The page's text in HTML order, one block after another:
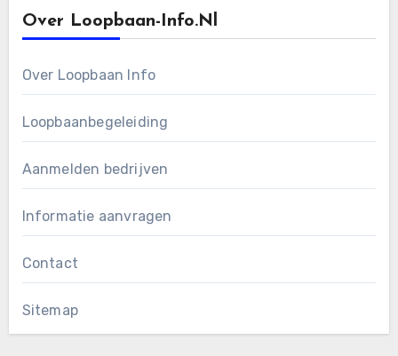
Over Loopbaan-Info.nl
Over Loopbaan Info
Loopbaanbegeleiding
Aanmelden bedrijven
Informatie aanvragen
Contact
Sitemap